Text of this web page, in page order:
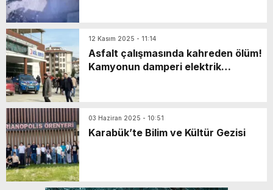
12 Kasım 2025 - 11:14
Asfalt çalışmasında kahreden ölüm!
Kamyonun damperi elektrik
03 Haziran 2025 - 10:51
Karabük’te Bilim ve Kültür Gezisi